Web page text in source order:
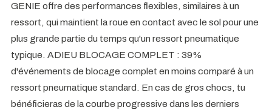
GENIE offre des performances flexibles, similaires à un
ressort, qui maintient la roue en contact avec le sol pour une
plus grande partie du temps qu'un ressort pneumatique
typique. ADIEU BLOCAGE COMPLET : 39%
d'événements de blocage complet en moins comparé à un
ressort pneumatique standard. En cas de gros chocs, tu
bénéficieras de la courbe progressive dans les derniers